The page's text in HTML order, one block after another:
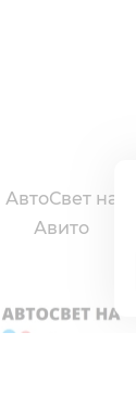
АвтоСвет на
Авито